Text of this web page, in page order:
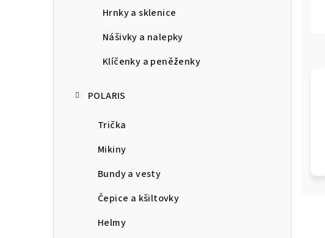
Hrnky a sklenice
Nášivky a nalepky
Klíčenky a peněženky
POLARIS
Trička
Mikiny
Bundy a vesty
Čepice a kšiltovky
Helmy